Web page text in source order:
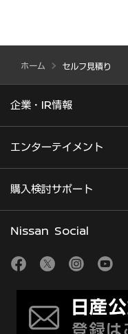
ホーム セルフ見積り
企業・IR情報
エンターテイメント
購入検討サポート
Nissan Social